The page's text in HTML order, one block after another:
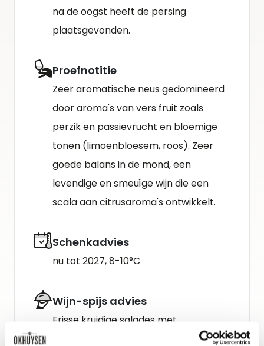
na de oogst heeft de persing
plaatsgevonden.
Proefnotitie
Zeer aromatische neus gedomineerd
door aroma's van vers fruit zoals
perzik en passievrucht en bloemige
tonen (limoenbloesem, roos). Zeer
goede balans in de mond, een
levendige en smeuïge wijn die een
scala aan citrusaroma's ontwikkelt.
Schenkadvies
nu tot 2027, 8-10°C
Wijn-spijs advies
Frisse kruidige salades met
schaaldieren, lichte geitenkazen,